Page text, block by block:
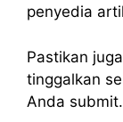
penyedia
Pastikan
tinggalkan
Anda submit.